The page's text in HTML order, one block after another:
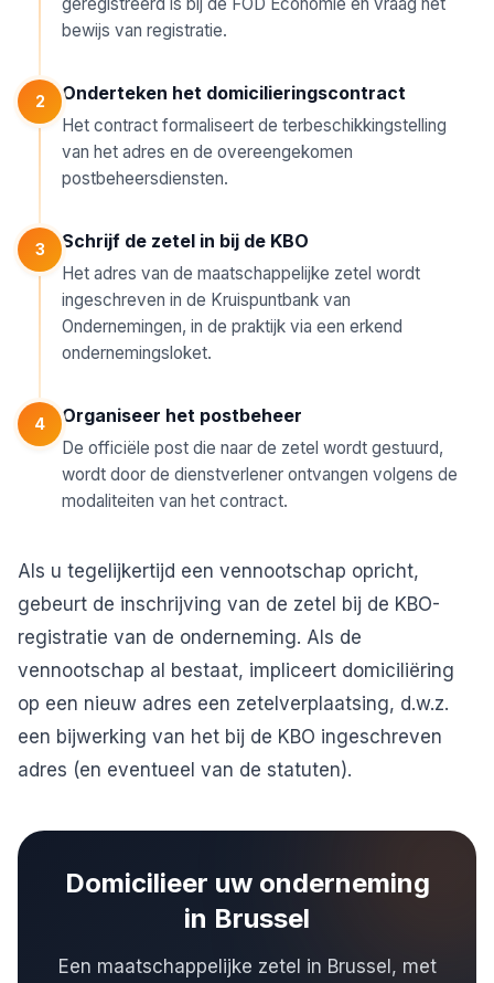
bewijs van registratie.
2 Onderteken het domicilieringscontract
Het contract formaliseert de terbeschikkingstelling
van het adres en de overeengekomen
postbeheersdiensten.
3 Schrijf de zetel in bij de KBO
Het adres van de maatschappelijke zetel wordt
ingeschreven in de Kruispuntbank van
Ondernemingen, in de praktijk via een erkend
ondernemingsloket.
4 Organiseer het postbeheer
De officiële post die naar de zetel wordt gestuurd,
wordt door de dienstverlener ontvangen volgens de
modaliteiten van het contract.
Als u tegelijkertijd een vennootschap opricht,
gebeurt de inschrijving van de zetel bij de KBO-
registratie van de onderneming. Als de
vennootschap al bestaat, impliceert domiciliëring
op een nieuw adres een zetelverplaatsing, d.w.z.
een bijwerking van het bij de KBO ingeschreven
adres (en eventueel van de statuten).
Domicilieer uw onderneming
in Brussel
Een maatschappelijke zetel in Brussel, met